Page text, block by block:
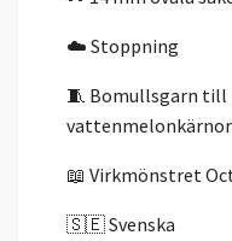
☁️ Stoppning
🧵 Bomullsgarn till
vattenmelonkärnor
📖 Virkmönstret
🇸🇪 Svenska